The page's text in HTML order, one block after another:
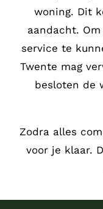
woning. Dit
aandacht.
service te
Twente mag
besloten de
Zodra alles
voor je klaar.